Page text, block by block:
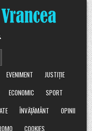
EVENIMENT
JUSTIȚIE
ECONOMIC
SPORT
ÎNVĂȚĂMÂNT
OPINII
COOKIES